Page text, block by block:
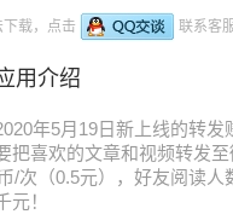
载，点击 联系客
用介绍
年5月19日新上线的转
把喜欢的文章和视频转发
/次（0.5元），好友阅读
元！